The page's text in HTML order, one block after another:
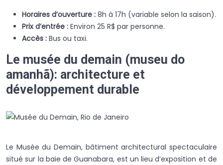
Horaires d’ouverture : 8h à 17h (variable selon la saison).
Prix d’entrée : Environ 25 R$ par personne.
Accès : Bus ou taxi.
Le musée du demain (museu do
amanhã): architecture et
développement durable
Le Musée du Demain, bâtiment architectural spectaculaire
situé sur la baie de Guanabara, est un lieu d’exposition et de